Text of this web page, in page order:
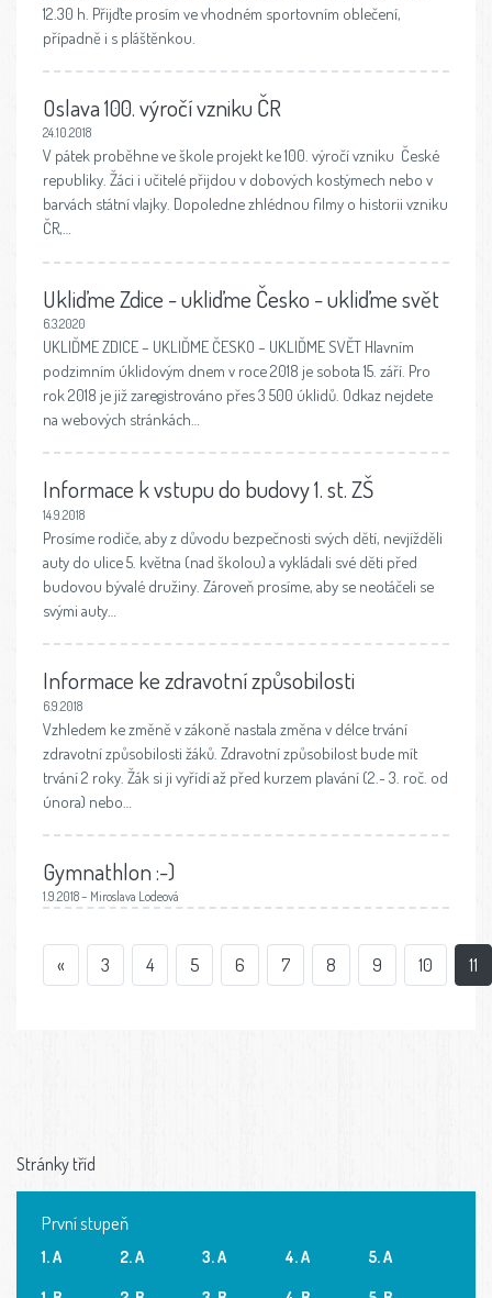
12.30 h. Přijďte prosím ve vhodném sportovním oblečení,
případně i s pláštěnkou.
Oslava 100. výročí vzniku ČR
24.10.2018
V pátek proběhne ve škole projekt ke 100. výročí vzniku České
republiky. Žáci i učitelé přijdou v dobových kostýmech nebo v
barvách státní vlajky. Dopoledne zhlédnou filmy o historii vzniku
ČR,…
Ukliďme Zdice - ukliďme Česko - ukliďme svět
6.3.2020
UKLIĎME ZDICE – UKLIĎME ČESKO – UKLIĎME SVĚT Hlavním
podzimním úklidovým dnem v roce 2018 je sobota 15. září. Pro
rok 2018 je již zaregistrováno přes 3 500 úklidů. Odkaz nejdete
na webových stránkách…
Informace k vstupu do budovy 1. st. ZŠ
14.9.2018
Prosíme rodiče, aby z důvodu bezpečnosti svých dětí, nevjížděli
auty do ulice 5. května (nad školou) a vykládali své děti před
budovou bývalé družiny. Zároveň prosíme, aby se neotáčeli se
svými auty…
Informace ke zdravotní způsobilosti
6.9.2018
Vzhledem ke změně v zákoně nastala změna v délce trvání
zdravotní způsobilosti žáků. Zdravotní způsobilost bude mít
trvání 2 roky. Žák si ji vyřídí až před kurzem plavání (2.- 3. roč. od
února) nebo…
Gymnathlon :-)
1.9.2018 – Miroslava Lodeová
« 3 4 5 6 7 8 9 10 11
Stránky tříd
První stupeň
1. A 2. A 3. A 4. A 5. A